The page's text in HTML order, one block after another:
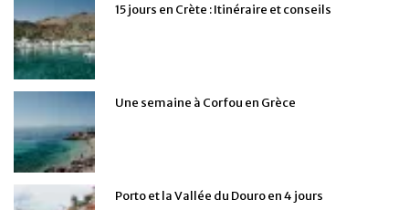
15 jours en Crète : Itinéraire et conseils
Une semaine à Corfou en Grèce
Porto et la Vallée du Douro en 4 jours